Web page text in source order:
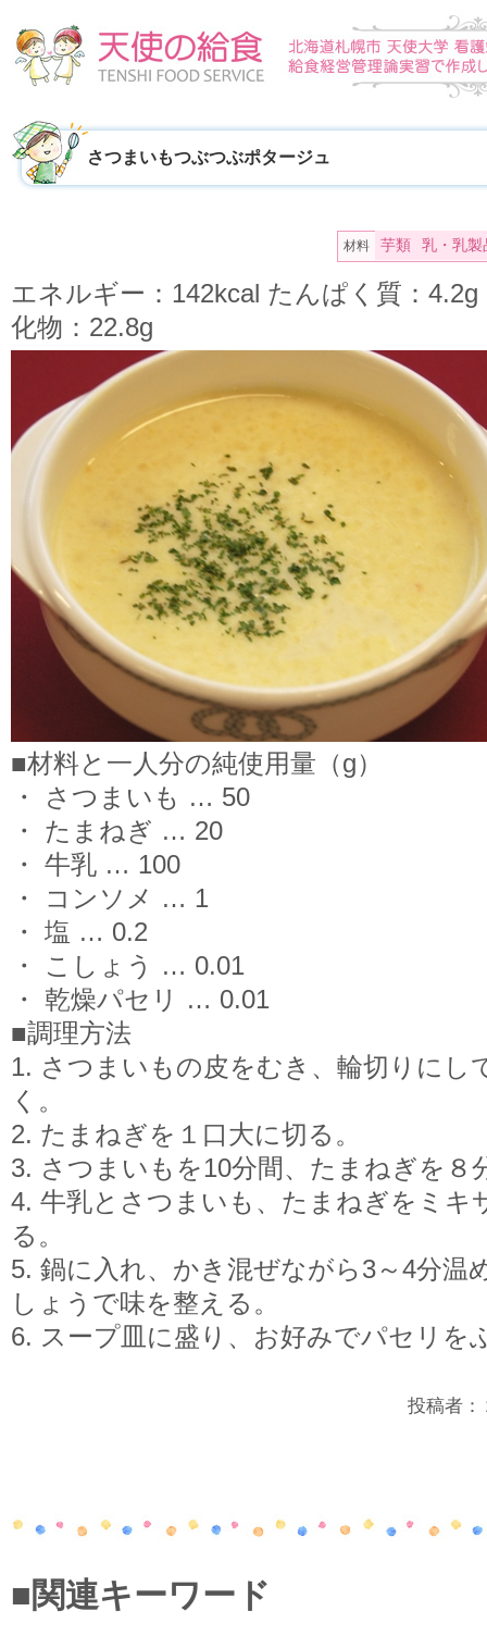
さつまいもつぶつぶポタージュ
材料 芋類 乳・乳製
エネルギー：142kcal たんぱく質：
化物：22.8g
■材料と一人分の純使用量（g）
・ さつまいも … 50
・ たまねぎ … 20
・ 牛乳 … 100
・ コンソメ … 1
・ 塩 … 0.2
・ こしょう … 0.01
・ 乾燥パセリ … 0.01
■調理方法
1. さつまいもの皮をむき、輪切りにし
く。
2. たまねぎを１口大に切る。
3. さつまいもを10分間、たまねぎを８
4. 牛乳とさつまいも、たまねぎをミキ
る。
5. 鍋に入れ、かき混ぜながら3～4分温
しょうで味を整える。
6. スープ皿に盛り、お好みでパセリを
投稿者
■関連キーワード